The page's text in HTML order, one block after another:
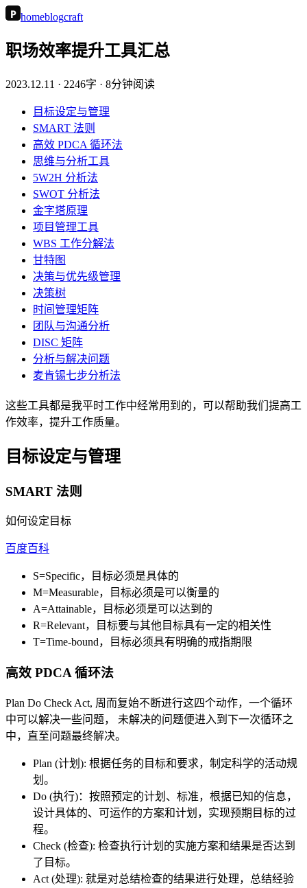
P homeblogcraft
职场效率提升工具汇总
2023.12.11 · 2246字 · 8分钟阅读
目标设定与管理
SMART 法则
高效 PDCA 循环法
思维与分析工具
5W2H 分析法
SWOT 分析法
金字塔原理
项目管理工具
WBS 工作分解法
甘特图
决策与优先级管理
决策树
时间管理矩阵
团队与沟通分析
DISC 矩阵
分析与解决问题
麦肯锡七步分析法
这些工具都是我平时工作中经常用到的，可以帮助我们提高工
作效率，提升工作质量。
目标设定与管理
SMART 法则
如何设定目标
百度百科
S=Specific，目标必须是具体的
M=Measurable，目标必须是可以衡量的
A=Attainable，目标必须是可以达到的
R=Relevant，目标要与其他目标具有一定的相关性
T=Time-bound，目标必须具有明确的戒指期限
高效 PDCA 循环法
Plan Do Check Act, 周而复始不断进行这四个动作，一个循环
中可以解决一些问题， 未解决的问题便进入到下一次循环之
中，直至问题最终解决。
Plan (计划): 根据任务的目标和要求，制定科学的活动规
划。
Do (执行)：按照预定的计划、标准，根据已知的信息，
设计具体的、可运作的方案和计划，实现预期目标的过
程。
Check (检查): 检查执行计划的实施方案和结果是否达到
了目标。
Act (处理): 就是对总结检查的结果进行处理，总结经验